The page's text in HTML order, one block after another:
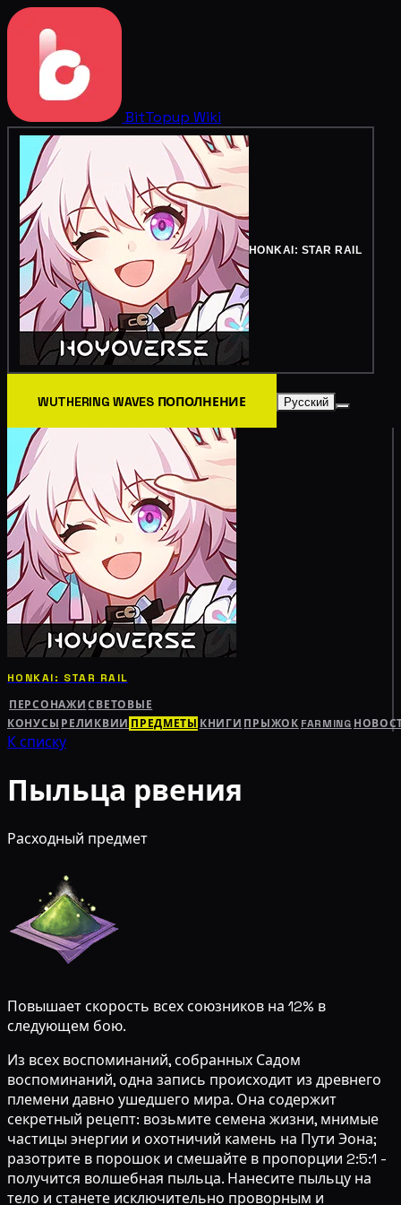
BitTopup Wiki
HONKAI: STAR RAIL
WUTHERING WAVES ПОПОЛНЕНИЕ Русский
HONKAI: STAR RAIL
ПЕРСОНАЖИ СВЕТОВЫЕ
КОНУСЫ РЕЛИКВИИ ПРЕДМЕТЫ КНИГИ ПРЫЖОК FARMING
К списку
Пыльца рвения
Расходный предмет
Повышает скорость всех союзников на 12% в
следующем бою.
Из всех воспоминаний, собранных Садом
воспоминаний, одна запись происходит из древнего
племени давно ушедшего мира. Она содержит
секретный рецепт: возьмите семена жизни, мнимые
частицы энергии и охотничий камень на Пути Эона;
разотрите в порошок и смешайте в пропорции 2:5:1 -
получится волшебная пыльца. Нанесите пыльцу на
тело и станете исключительно проворным и